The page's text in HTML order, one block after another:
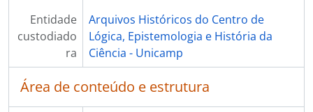
Entidade
custodiado
ra
Arquivos Históricos do Centro de
Lógica, Epistemologia e História da
Ciência - Unicamp
Área de conteúdo e estrutura